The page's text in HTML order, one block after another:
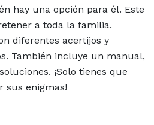
hay una opción para él. Este
a toda la familia.
diferentes acertijos y
También incluye un manual,
¡Solo tienes que
sus enigmas!